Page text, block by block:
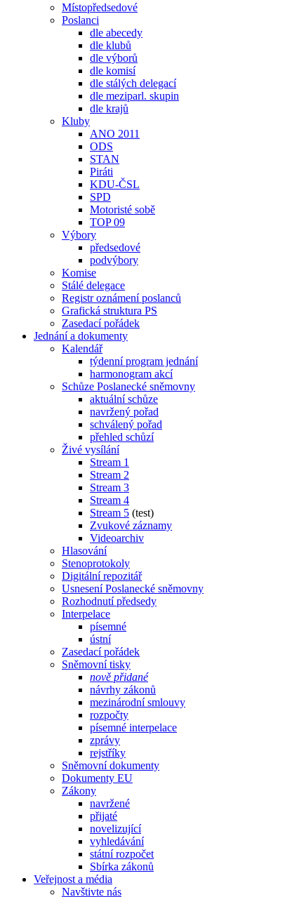
Místopředsedové
Poslanci
dle abecedy
dle klubů
dle výborů
dle komisí
dle stálých delegací
dle meziparl. skupin
dle krajů
Kluby
ANO 2011
ODS
STAN
Piráti
KDU-ČSL
SPD
Motoristé sobě
TOP 09
Výbory
předsedové
podvýbory
Komise
Stálé delegace
Registr oznámení poslanců
Grafická struktura PS
Zasedací pořádek
Jednání a dokumenty
Kalendář
týdenní program jednání
harmonogram akcí
Schůze Poslanecké sněmovny
aktuální schůze
navržený pořad
schválený pořad
přehled schůzí
Živé vysílání
Stream 1
Stream 2
Stream 3
Stream 4
Stream 5 (test)
Zvukové záznamy
Videoarchiv
Hlasování
Stenoprotokoly
Digitální repozitář
Usnesení Poslanecké sněmovny
Rozhodnutí předsedy
Interpelace
písemné
ústní
Zasedací pořádek
Sněmovní tisky
nově přidané
návrhy zákonů
mezinárodní smlouvy
rozpočty
písemné interpelace
zprávy
rejstříky
Sněmovní dokumenty
Dokumenty EU
Zákony
navržené
přijaté
novelizující
vyhledávání
státní rozpočet
Sbírka zákonů
Veřejnost a média
Navštivte nás